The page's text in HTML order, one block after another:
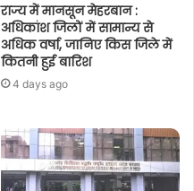
राज्य में मानसून मेहरबान :
अधिकांश जिलों में सामान्य से
अधिक वर्षा, जानिए किस जिले में
कितनी हुई बारिश
4 days ago